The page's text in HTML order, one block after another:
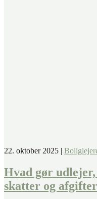
22. oktober 2025
Hvad gør
skatter og